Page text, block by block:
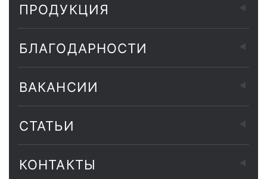
ПРОДУКЦИЯ
БЛАГОДАРНОСТИ
ВАКАНСИИ
СТАТЬИ
КОНТАКТЫ